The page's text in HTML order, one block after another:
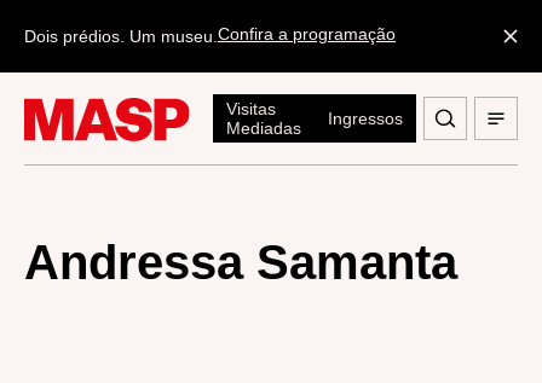
Dois prédios. Um museu. Confira a programação
Visitas
Mediadas
Ingressos
Andressa Samanta